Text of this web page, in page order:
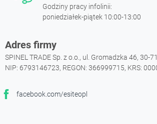
Godziny pracy infolinii:
poniedziałek-piątek 10:00-13:00
Adres firmy
SPINEL TRADE Sp. z o.o., ul. Gromadzka 46, 30-
NIP: 6793146723, REGON: 366999715, KRS:
facebook.com/esiteopl
Facebook